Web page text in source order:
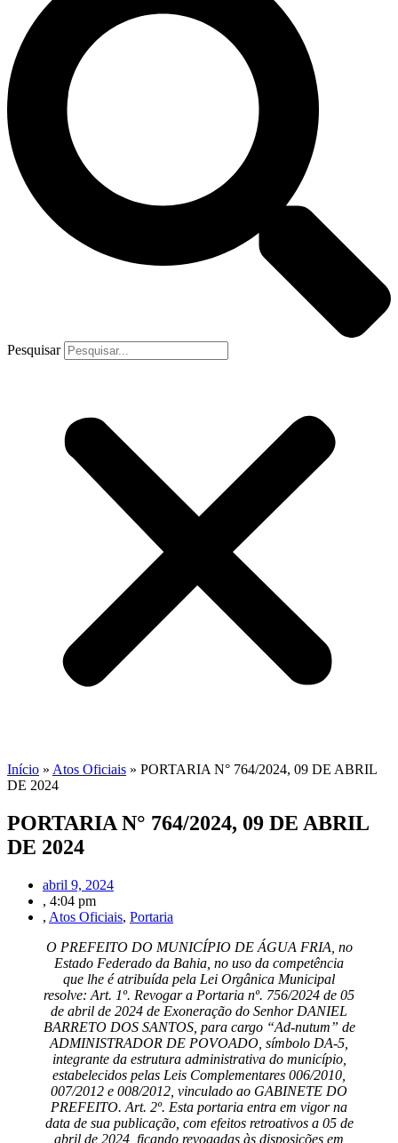
Pesquisar
Início » Atos Oficiais » PORTARIA N° 764/2024, 09 DE ABRIL
DE 2024
PORTARIA N° 764/2024, 09 DE ABRIL
DE 2024
abril 9, 2024
, 4:04 pm
, Atos Oficiais, Portaria
O PREFEITO DO MUNICÍPIO DE ÁGUA FRIA, no
Estado Federado da Bahia, no uso da competência
que lhe é atribuída pela Lei Orgânica Municipal
resolve: Art. 1º. Revogar a Portaria nº. 756/2024 de 05
de abril de 2024 de Exoneração do Senhor DANIEL
BARRETO DOS SANTOS, para cargo “Ad-nutum” de
ADMINISTRADOR DE POVOADO, símbolo DA-5,
integrante da estrutura administrativa do município,
estabelecidos pelas Leis Complementares 006/2010,
007/2012 e 008/2012, vinculado ao GABINETE DO
PREFEITO. Art. 2º. Esta portaria entra em vigor na
data de sua publicação, com efeitos retroativos a 05 de
abril de 2024, ficando revogadas às disposições em